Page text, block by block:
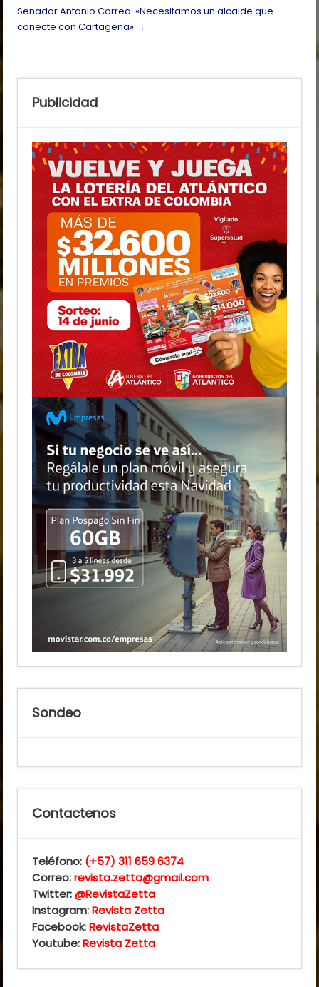
Senador Antonio Correa: «Necesitamos un alcalde que
conecte con Cartagena» →
Publicidad
Sondeo
Contactenos
Teléfono: (+57) 311 659 6374
Correo:revista.zetta@gmail.com
Twitter:@RevistaZetta
Instagram:Revista Zetta
Facebook:RevistaZetta
Youtube:Revista Zetta